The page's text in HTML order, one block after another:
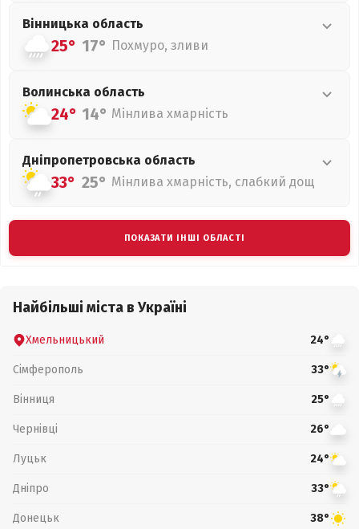
Вінницька область
25° 17° Похмуро, зливи
Волинська область
24° 14° Мінлива хмарність
Дніпропетровська область
33° 25° Мінлива хмарність, слабкий дощ
ПОКАЗАТИ ІНШІ ОБЛАСТІ
Найбільші міста в Україні
Хмельницький 24°
Сімферополь 33°
Вінниця 25°
Чернівці 26°
Луцьк 24°
Дніпро 33°
Донецьк 38°